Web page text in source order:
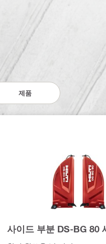
제품
사이드 부분 DS-BG 80